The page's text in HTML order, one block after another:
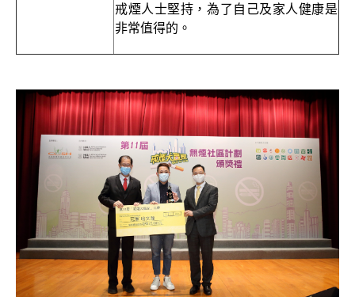
戒煙人士堅持，為了自己及家人健康是
非常值得的。